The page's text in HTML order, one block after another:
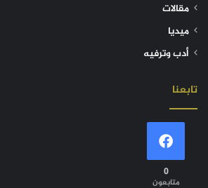
مقالات
ميديا
أدب وترفيه
تابعنا
0
متابعون